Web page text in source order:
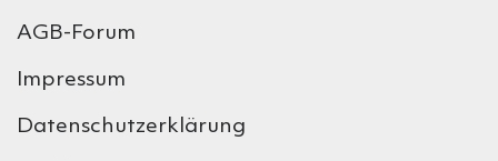
AGB-Forum
Impressum
Datenschutzerklärung